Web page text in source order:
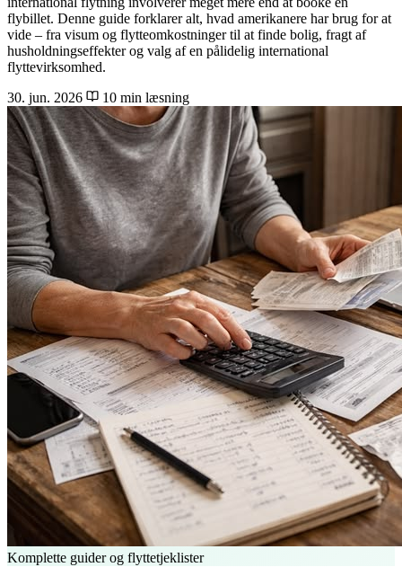
flybillet. Denne guide forklarer alt, hvad amerikanere har brug for at
vide – fra visum og flytteomkostninger til at finde bolig, fragt af
husholdningseffekter og valg af en pålidelig international
flyttevirksomhed.
30. jun. 2026
10 min læsning
Komplette guider og flyttetjeklister